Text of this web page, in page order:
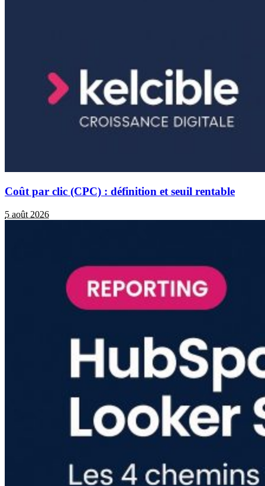
Coût par clic (CPC) : définition et seuil rentable
5 août 2026